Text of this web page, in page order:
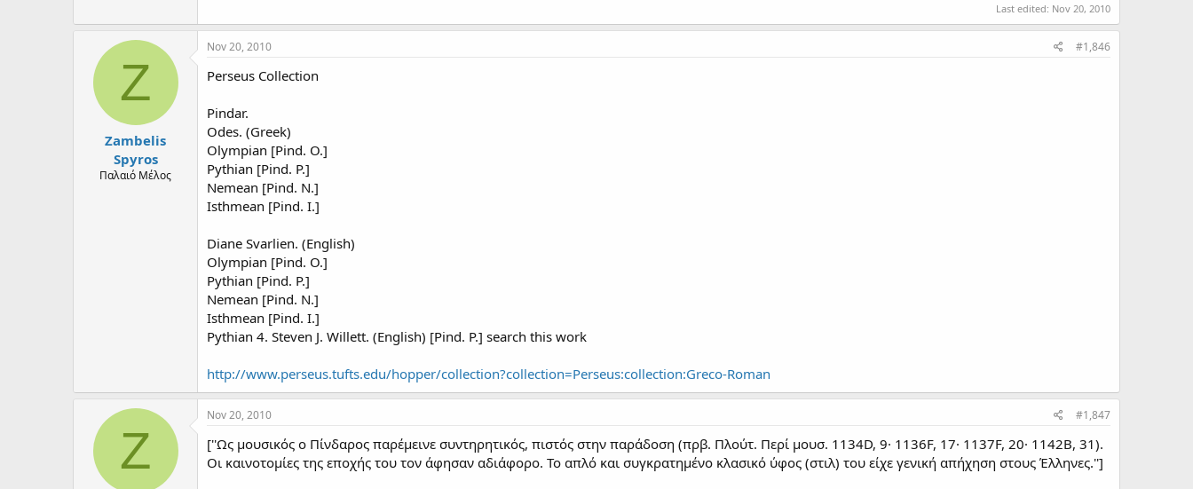
Last edited: Nov 20, 2010
Z
Zambelis
Spyros
Παλαιό Μέλος
Nov 20, 2010 #1,846
Perseus Collection
Pindar.
Odes. (Greek)
Olympian [Pind. O.]
Pythian [Pind. P.]
Nemean [Pind. N.]
Isthmean [Pind. I.]
Diane Svarlien. (English)
Olympian [Pind. O.]
Pythian [Pind. P.]
Nemean [Pind. N.]
Isthmean [Pind. I.]
Pythian 4. Steven J. Willett. (English) [Pind. P.] search this work
http://www.perseus.tufts.edu/hopper/collection?collection=Perseus:collection:Greco-Roman
Z
Nov 20, 2010 #1,847
[''Ως μουσικός ο Πίνδαρος παρέμεινε συντηρητικός, πιστός στην παράδοση (πρβ. Πλούτ. Περί μουσ. 1134D, 9· 1136F, 17· 1137F, 20· 1142Β, 31).
Οι καινοτομίες της εποχής του τον άφησαν αδιάφορο. Το απλό και συγκρατημένο κλασικό ύφος (στιλ) του είχε γενική απήχηση στους Έλληνες.'']